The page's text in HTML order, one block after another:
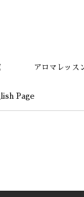
アロマレッス
Page